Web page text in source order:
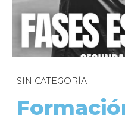
SIN CATEGORÍA